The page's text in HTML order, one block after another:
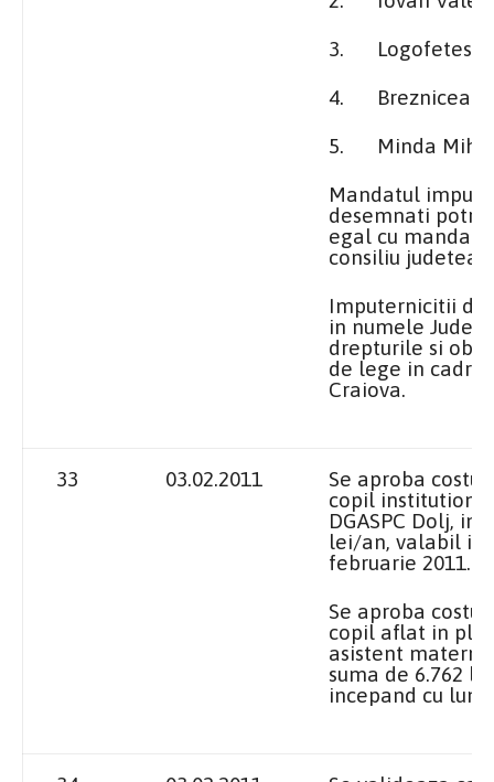
3. Logofetescu
4. Brezniceanu
5. Minda Mihai
Mandatul
desemnati
egal cu
consiliu judetean.
Imputernicitii
in numele
drepturile si
de lege in cadrul
Craiova.
33 03.02.2011
Se aproba
copil
DGASPC Dolj, in
lei/an, valabil
februarie 2011.
Se aproba
copil aflat in
asistent
suma de 6.762
incepand cu